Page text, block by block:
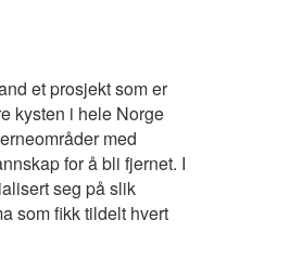
et prosjekt som er
kysten i hele Norge
med
for å bli fjernet. I
seg på slik
som fikk tildelt hvert